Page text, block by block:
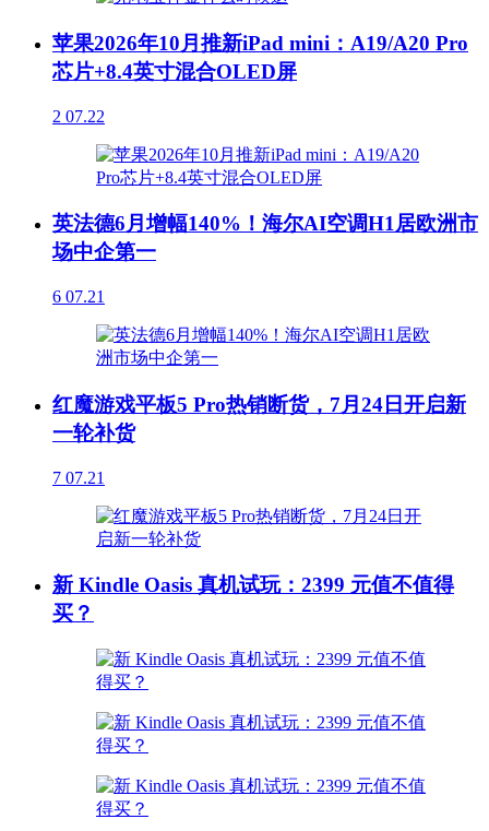
苹果2026年10月推新iPad mini：A19/A20 Pro
芯片+8.4英寸混合OLED屏
2 07.22
英法德6月增幅140%！海尔AI空调H1居欧洲市
场中企第一
6 07.21
红魔游戏平板5 Pro热销断货，7月24日开启新
一轮补货
7 07.21
新 Kindle Oasis 真机试玩：2399 元值不值得
买？